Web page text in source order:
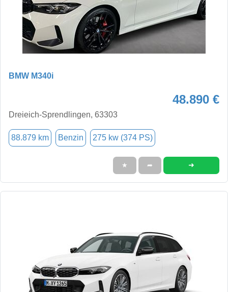
BMW M340i
48.890 €
Dreieich-Sprendlingen, 63303
88.879 km Benzin 275 kw (374 PS)
★ ➦ ➜